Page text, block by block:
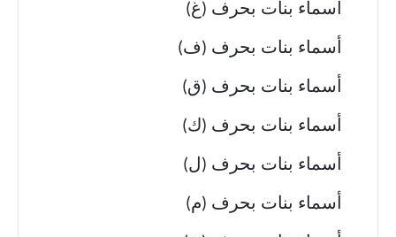
أسماء بنات بحرف (غ)
أسماء بنات بحرف (ف)
أسماء بنات بحرف (ق)
أسماء بنات بحرف (ك)
أسماء بنات بحرف (ل)
أسماء بنات بحرف (م)